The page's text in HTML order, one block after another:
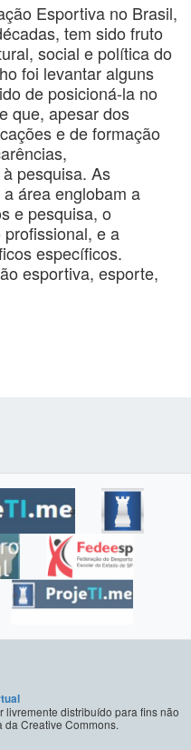
Esportiva no Brasil,
tem sido fruto
social e política do
foi levantar alguns
de posicioná-la no
que, apesar dos
e de formação
pesquisa. As
área englobam a
e pesquisa, o
e a
específicos.
esportiva, esporte,
livremente distribuído para fins não
Creative Commons.